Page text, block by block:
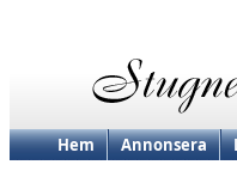
Hem Annonsera